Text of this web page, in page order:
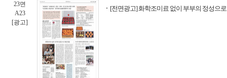
23면
A23
[광고]
[전면광고] 화학조미료 없이 부부의 정성으